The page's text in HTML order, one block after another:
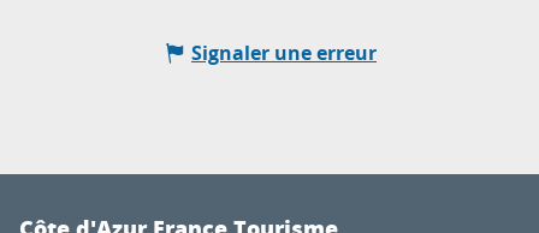
Signaler une erreur